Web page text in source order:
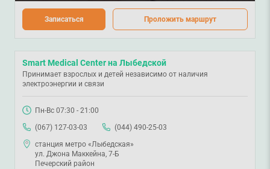
Записаться Проложить маршрут
Smart Medical Center на Лыбедской
Принимает взрослых и детей независимо от наличия
электроэнергии и связи
Пн-Вс 07:30 - 21:00
(067) 127-03-03
(044) 490-25-03
станция метро «Лыбедская»
ул. Джона Маккейна, 7-Б
Печерский район